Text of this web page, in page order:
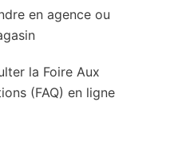
en agence ou
la Foire Aux
(FAQ) en ligne